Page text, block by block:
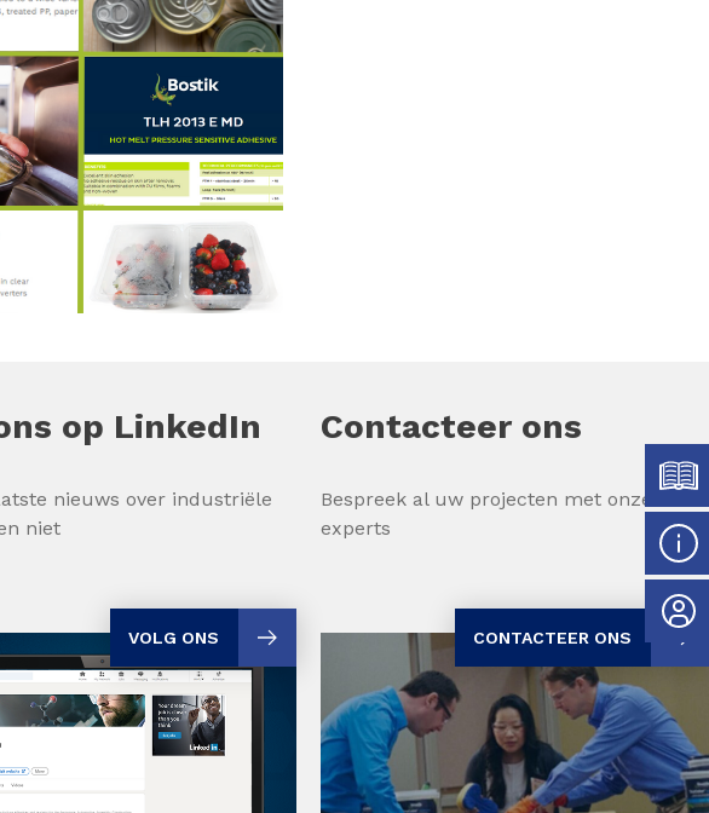
op LinkedIn
nieuws over industriële
niet
VOLG ONS
Contacteer ons
Bespreek al uw projecten met onze
experts
CONTACTEER ONS